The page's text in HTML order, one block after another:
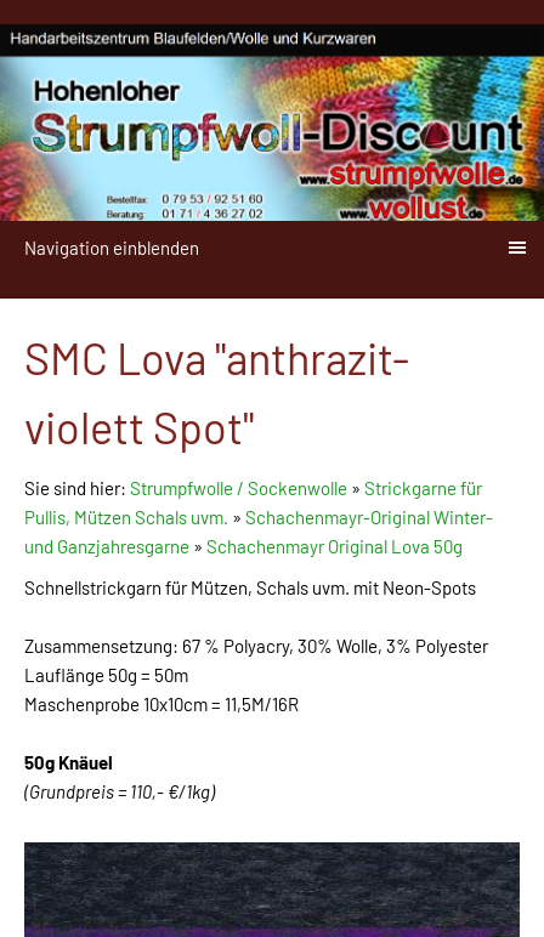
Navigation einblenden
SMC Lova "anthrazit-
violett Spot"
Sie sind hier: Strumpfwolle / Sockenwolle » Strickgarne für
Pullis, Mützen Schals uvm. » Schachenmayr-Original Winter-
und Ganzjahresgarne » Schachenmayr Original Lova 50g
Schnellstrickgarn für Mützen, Schals uvm. mit Neon-Spots
Zusammensetzung: 67 % Polyacry, 30% Wolle, 3% Polyester
Lauflänge 50g = 50m
Maschenprobe 10x10cm = 11,5M/16R
50g Knäuel
(Grundpreis = 110,- €/1kg)